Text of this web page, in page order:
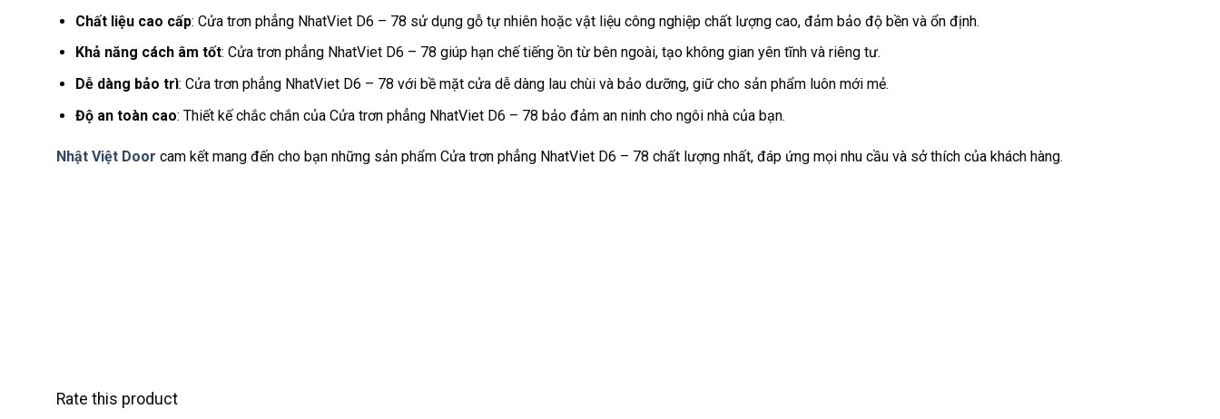
Chất liệu cao cấp: Cửa trơn phẳng NhatViet D6 – 78 sử dụng gỗ tự nhiên hoặc vật liệu công nghiệp chất lượng cao, đảm bảo độ bền và ổn định.
Khả năng cách âm tốt: Cửa trơn phẳng NhatViet D6 – 78 giúp hạn chế tiếng ồn từ bên ngoài, tạo không gian yên tĩnh và riêng tư.
Dễ dàng bảo trì: Cửa trơn phẳng NhatViet D6 – 78 với bề mặt cửa dễ dàng lau chùi và bảo dưỡng, giữ cho sản phẩm luôn mới mẻ.
Độ an toàn cao: Thiết kế chắc chắn của Cửa trơn phẳng NhatViet D6 – 78 bảo đảm an ninh cho ngôi nhà của bạn.
Nhật Việt Door cam kết mang đến cho bạn những sản phẩm Cửa trơn phẳng NhatViet D6 – 78 chất lượng nhất, đáp ứng mọi nhu cầu và sở thích của khách hàng.
Rate this product